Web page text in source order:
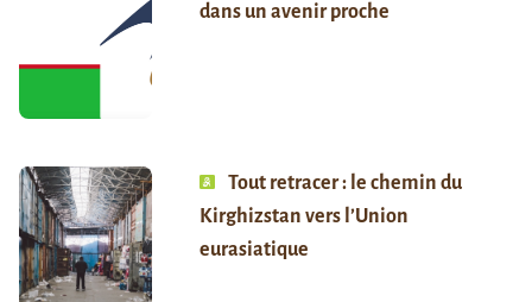
dans un avenir proche
Tout retracer : le chemin du
Kirghizstan vers l’Union
eurasiatique